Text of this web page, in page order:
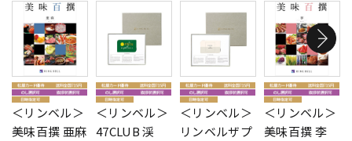
＜リンベル＞
美味百撰 亜麻
＜リンベル＞
47CLUB 渓
＜リンベル＞
リンベルザプ
＜リンベル＞
美味百撰 李